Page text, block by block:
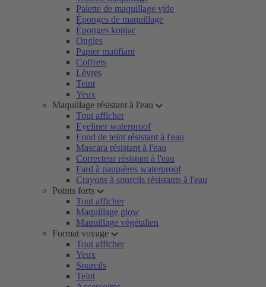
Palette de maquillage vide
Éponges de maquillage
Éponges konjac
Ongles
Papier matifiant
Coffrets
Lèvres
Teint
Yeux
Maquillage résistant à l'eau
Tout afficher
Eyeliner waterproof
Fond de teint résistant à l'eau
Mascara résistant à l'eau
Correcteur résistant à l'eau
Fard à paupières waterproof
Crayons à sourcils résistants à l'eau
Points forts
Tout afficher
Maquillage glow
Maquillage végétalien
Format voyage
Tout afficher
Yeux
Sourcils
Teint